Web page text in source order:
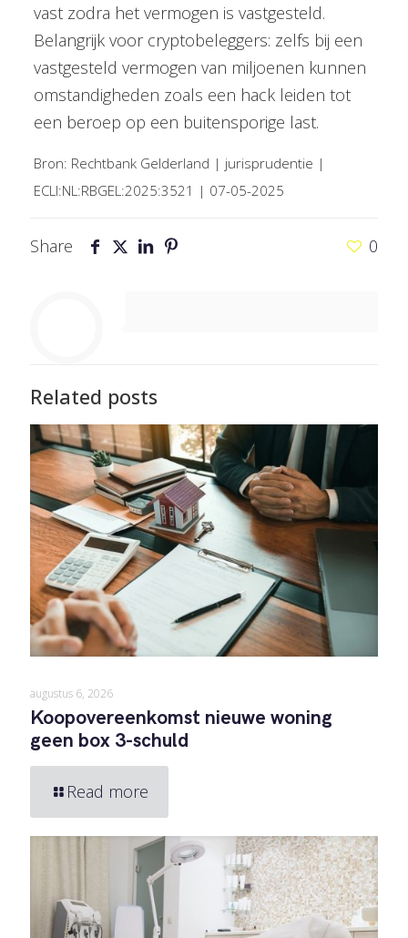
vast zodra het vermogen is vastgesteld.
Belangrijk voor cryptobeleggers: zelfs bij een
vastgesteld vermogen van miljoenen kunnen
omstandigheden zoals een hack leiden tot
een beroep op een buitensporige last.
Bron: Rechtbank Gelderland | jurisprudentie |
ECLI:NL:RBGEL:2025:3521 | 07-05-2025
Share 0
Related posts
augustus 6, 2026
Koopovereenkomst nieuwe woning
geen box 3-schuld
Read more